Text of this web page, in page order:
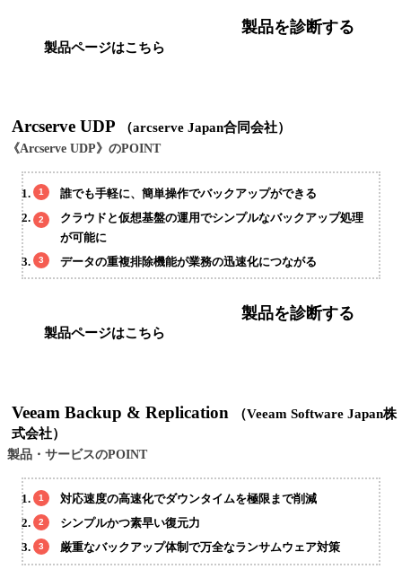
製品ページはこちら
製品を診断する
Arcserve UDP （arcserve Japan合同会社）
《Arcserve UDP》のPOINT
誰でも手軽に、簡単操作でバックアップができる
クラウドと仮想基盤の運用でシンプルなバックアップ処理
が可能に
データの重複排除機能が業務の迅速化につながる
製品ページはこちら
製品を診断する
Veeam Backup & Replication
（Veeam Software Japan株
式会社）
製品・サービスのPOINT
対応速度の高速化でダウンタイムを極限まで削減
シンプルかつ素早い復元力
厳重なバックアップ体制で万全なランサムウェア対策